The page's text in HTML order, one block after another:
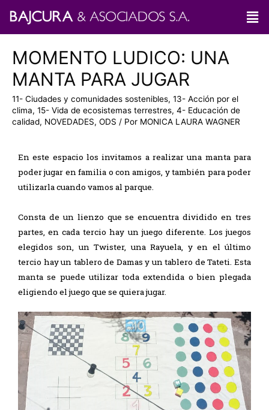
MOMENTO LUDICO: UNA
MANTA PARA JUGAR
11- Ciudades y comunidades sostenibles, 13- Acción por el
clima, 15- Vida de ecosistemas terrestres, 4- Educación de
calidad, NOVEDADES, ODS / Por MONICA LAURA WAGNER
En este espacio los invitamos a realizar una manta para
poder jugar en familia o con amigos, y también para poder
utilizarla cuando vamos al parque.
Consta de un lienzo que se encuentra dividido en tres
partes, en cada tercio hay un juego diferente. Los juegos
elegidos son, un Twister, una Rayuela, y en el último
tercio hay un tablero de Damas y un tablero de Tateti. Esta
manta se puede utilizar toda extendida o bien plegada
eligiendo el juego que se quiera jugar.